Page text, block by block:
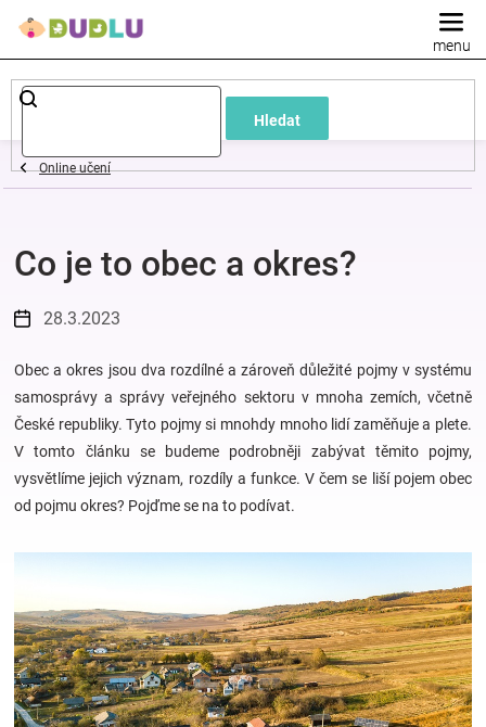
Hledat
Dětské
a
oblečení
Pokojíček
a
kojenecká
výbava
zábava
pro
Online učení
Co je to obec a okres?
28.3.2023
Obec a okres jsou dva rozdílné a zároveň důležité pojmy v systému
samosprávy a správy veřejného sektoru v mnoha zemích, včetně
České republiky. Tyto pojmy si mnohdy mnoho lidí zaměňuje a plete.
V tomto článku se budeme podrobněji zabývat těmito pojmy,
vysvětlíme jejich význam, rozdíly a funkce. V čem se liší pojem obec
od pojmu okres? Pojďme se na to podívat.